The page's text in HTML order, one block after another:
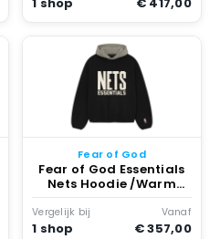
Fear of God
Fear of God Essentials
Nets Hoodie /Warm
Heather Zwart
Vergelijk bij
1 shop
Vanaf
€ 357,00